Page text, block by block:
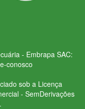
- Embrapa SAC:
conosco
sob a Licença
- SemDerivações